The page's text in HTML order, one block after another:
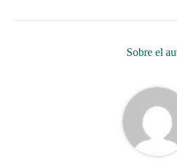
Sobre el